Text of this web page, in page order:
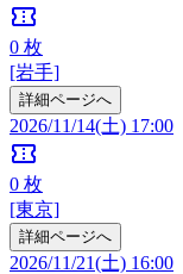
confirmation_number
0 枚
[岩手]
詳細ページへ
2026/11/14(土) 17:00
confirmation_number
0 枚
[東京]
詳細ページへ
2026/11/21(土) 16:00